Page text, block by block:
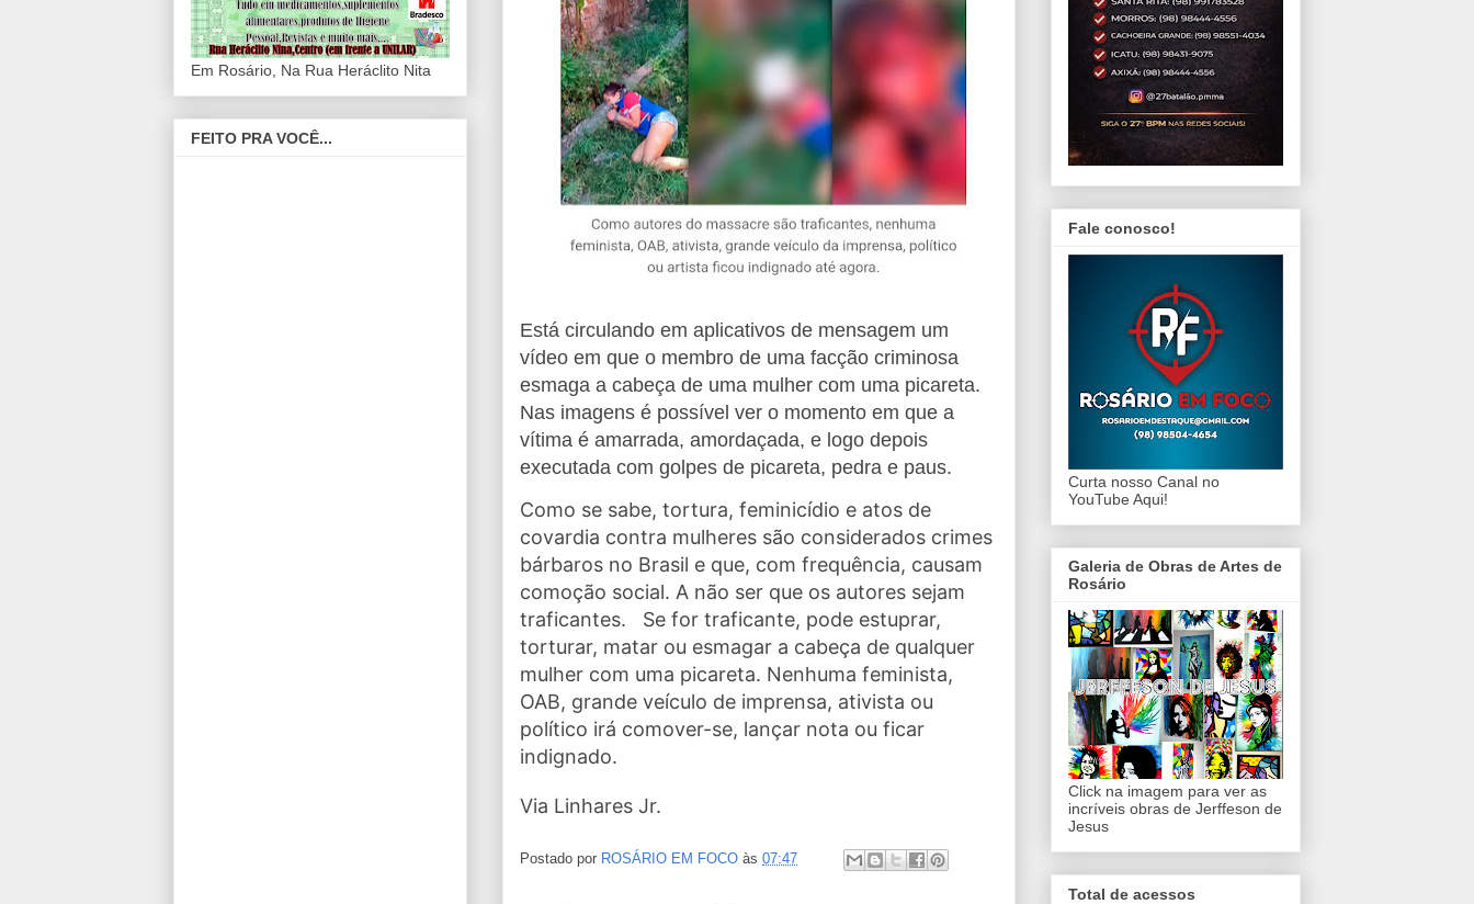
Está circulando em aplicativos de mensagem um
vídeo em que o membro de uma facção criminosa
esmaga a cabeça de uma mulher com uma picareta.
Nas imagens é possível ver o momento em que a
vítima é amarrada, amordaçada, e logo depois
executada com golpes de picareta, pedra e paus.
Como se sabe, tortura, feminicídio e atos de
covardia contra mulheres são considerados crimes
bárbaros no Brasil e que, com frequência, causam
comoção social. A não ser que os autores sejam
traficantes. Se for traficante, pode estuprar,
torturar, matar ou esmagar a cabeça de qualquer
mulher com uma picareta. Nenhuma feminista,
OAB, grande veículo de imprensa, ativista ou
político irá comover-se, lançar nota ou ficar
indignado.
Via Linhares Jr.
Postado por ROSÁRIO EM FOCO às 07:47
Em Rosário, Na Rua Heráclito Nita
FEITO PRA VOCÊ...
Fale conosco!
Curta nosso Canal no
YouTube Aqui!
Galeria de Obras de Artes de
Rosário
Click na imagem para ver as
incríveis obras de Jerffeson de
Jesus
Total de acessos